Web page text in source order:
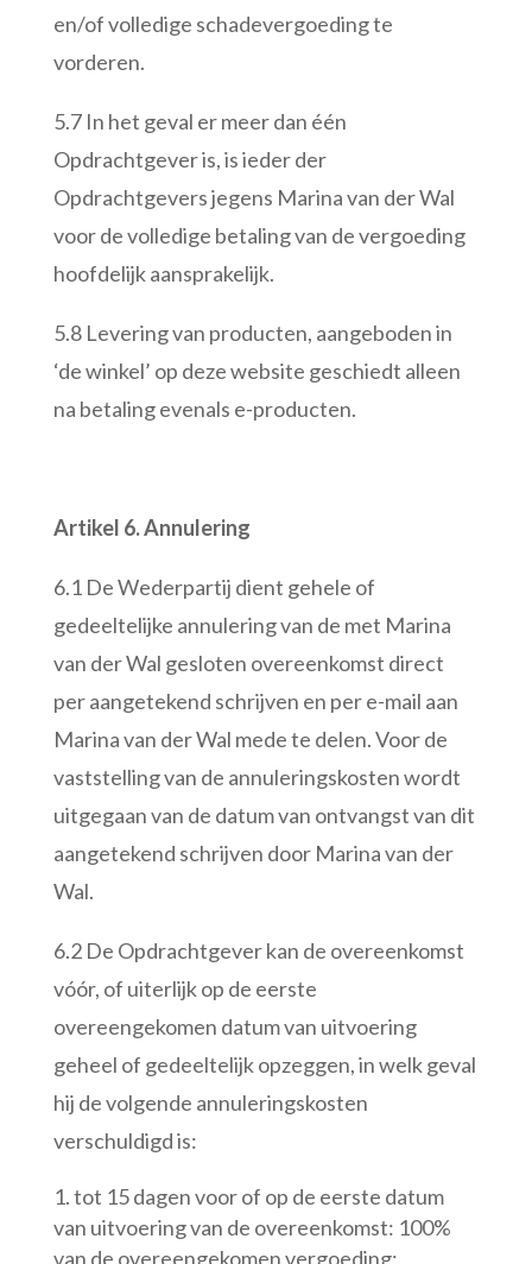
en/of volledige schadevergoeding te
vorderen.
5.7 In het geval er meer dan één
Opdrachtgever is, is ieder der
Opdrachtgevers jegens Marina van der Wal
voor de volledige betaling van de vergoeding
hoofdelijk aansprakelijk.
5.8 Levering van producten, aangeboden in
‘de winkel’ op deze website geschiedt alleen
na betaling evenals e-producten.
Artikel 6. Annulering
6.1 De Wederpartij dient gehele of
gedeeltelijke annulering van de met Marina
van der Wal gesloten overeenkomst direct
per aangetekend schrijven en per e-mail aan
Marina van der Wal mede te delen. Voor de
vaststelling van de annuleringskosten wordt
uitgegaan van de datum van ontvangst van dit
aangetekend schrijven door Marina van der
Wal.
6.2 De Opdrachtgever kan de overeenkomst
vóór, of uiterlijk op de eerste
overeengekomen datum van uitvoering
geheel of gedeeltelijk opzeggen, in welk geval
hij de volgende annuleringskosten
verschuldigd is:
tot 15 dagen voor of op de eerste datum
van uitvoering van de overeenkomst: 100%
van de overeengekomen vergoeding;